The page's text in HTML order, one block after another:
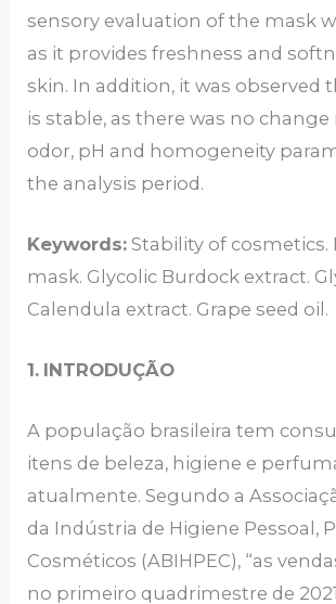
sensory evaluation of the mask
as it provides freshness and
skin. In addition, it was observed
is stable, as there was no
odor, pH and homogeneity
the analysis period.
Keywords: Stability of cosmetics.
mask. Glycolic Burdock extract.
Calendula extract. Grape seed oil.
1. INTRODUÇÃO
A população brasileira tem
itens de beleza, higiene e
atualmente. Segundo a
da Indústria de Higiene Pessoal,
Cosméticos (ABIHPEC), “as
no primeiro quadrimestre de